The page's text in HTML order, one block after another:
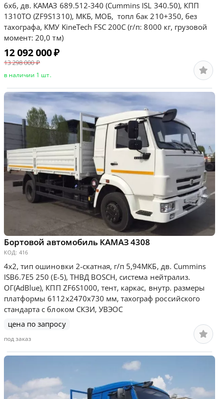
6х6, дв. КАМАЗ 689.512-340 (Cummins ISL 340.50), КПП
1310ТО (ZF9S1310), МКБ, МОБ, топл бак 210+350, без
тахографа, КМУ KineТесh FSC 200С (г/п: 8000 кг, грузовой
момент: 20,0 тм)
12 092 000₽
13 298 000 ₽
в наличии 1 шт.
Бортовой автомобиль КАМАЗ 4308
КОД: 416
4х2, тип ошиновки 2-скатная, г/п 5,94МКБ, дв. Сummins
ISB6.7E5 250 (Е-5), ТНВД BOSCH, система нейтрализ.
ОГ(AdBlue), КПП ZF6S1000, тент, каркас, внутр. размеры
платформы 6112х2470х730 мм, тахограф российского
стандарта с блоком СКЗИ, УВЭОС
цена по запросу
под заказ